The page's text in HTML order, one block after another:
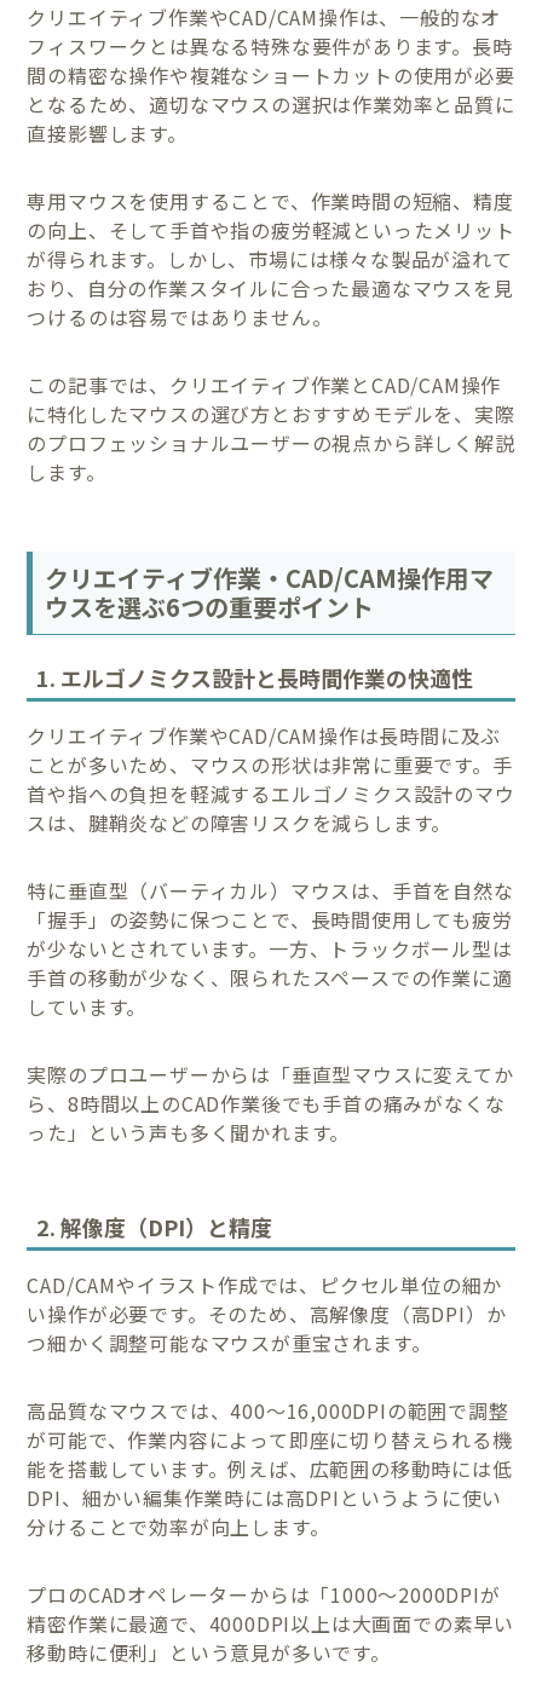
クリエイティブ作業やCAD/CAM操作は、一般的なオ
フィスワークとは異なる特殊な要件があります。長時
間の精密な操作や複雑なショートカットの使用が必要
となるため、適切なマウスの選択は作業効率と品質に
直接影響します。
専用マウスを使用することで、作業時間の短縮、精度
の向上、そして手首や指の疲労軽減といったメリット
が得られます。しかし、市場には様々な製品が溢れて
おり、自分の作業スタイルに合った最適なマウスを見
つけるのは容易ではありません。
この記事では、クリエイティブ作業とCAD/CAM操作
に特化したマウスの選び方とおすすめモデルを、実際
のプロフェッショナルユーザーの視点から詳しく解説
します。
クリエイティブ作業・CAD/CAM操作用マ
ウスを選ぶ6つの重要ポイント
1. エルゴノミクス設計と長時間作業の快適性
クリエイティブ作業やCAD/CAM操作は長時間に及ぶ
ことが多いため、マウスの形状は非常に重要です。手
首や指への負担を軽減するエルゴノミクス設計のマウ
スは、腱鞘炎などの障害リスクを減らします。
特に垂直型（バーティカル）マウスは、手首を自然な
「握手」の姿勢に保つことで、長時間使用しても疲労
が少ないとされています。一方、トラックボール型は
手首の移動が少なく、限られたスペースでの作業に適
しています。
実際のプロユーザーからは「垂直型マウスに変えてか
ら、8時間以上のCAD作業後でも手首の痛みがなくな
った」という声も多く聞かれます。
2. 解像度（DPI）と精度
CAD/CAMやイラスト作成では、ピクセル単位の細か
い操作が必要です。そのため、高解像度（高DPI）か
つ細かく調整可能なマウスが重宝されます。
高品質なマウスでは、400〜16,000DPIの範囲で調整
が可能で、作業内容によって即座に切り替えられる機
能を搭載しています。例えば、広範囲の移動時には低
DPI、細かい編集作業時には高DPIというように使い
分けることで効率が向上します。
プロのCADオペレーターからは「1000〜2000DPIが
精密作業に最適で、4000DPI以上は大画面での素早い
移動時に便利」という意見が多いです。